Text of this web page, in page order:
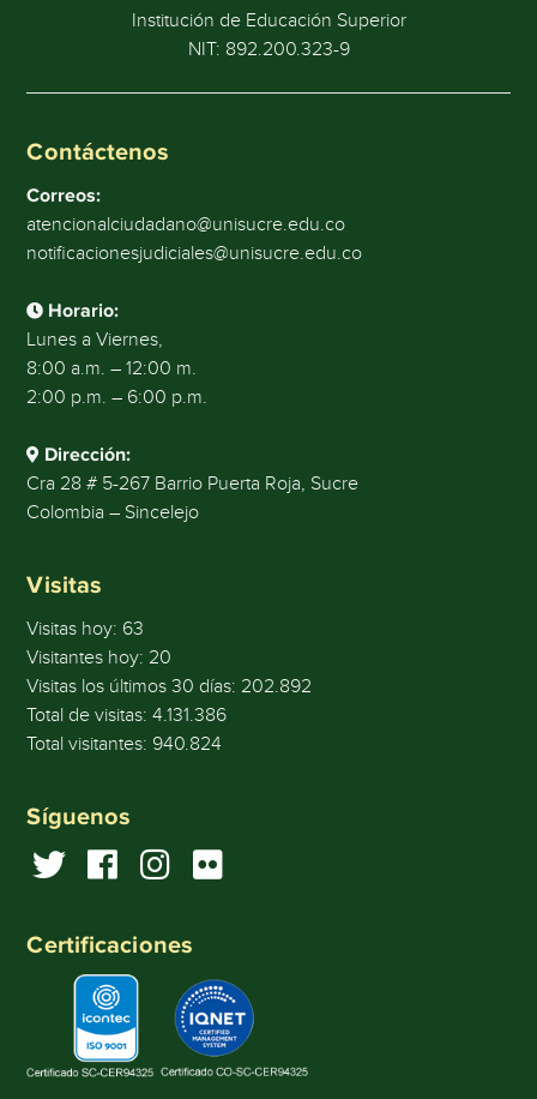
Institución de Educación Superior
NIT: 892.200.323-9
Contáctenos
Correos:
atencionalciudadano@unisucre.edu.co
notificacionesjudiciales@unisucre.edu.co
Horario:
Lunes a Viernes,
8:00 a.m. – 12:00 m.
2:00 p.m. – 6:00 p.m.
Dirección:
Cra 28 # 5-267 Barrio Puerta Roja, Sucre
Colombia – Sincelejo
Visitas
Visitas hoy: 63
Visitantes hoy: 20
Visitas los últimos 30 días: 202.892
Total de visitas:4.131.386
Total visitantes: 940.824
Síguenos
Certificaciones